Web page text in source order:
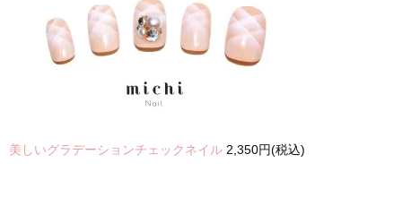
美しいグラデーションチェックネイル 2,350円(税込)